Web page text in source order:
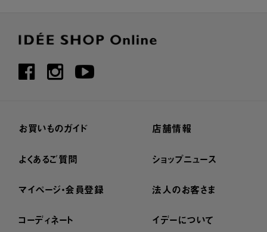
お買いものガイド
よくあるご質問
マイページ・会員登録
コーディネート
店舗情報
ショップニュース
法人のお客さま
イデーについて